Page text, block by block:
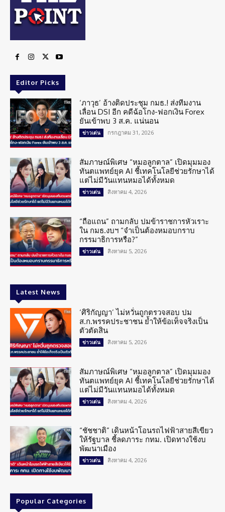
Editor Picks
‘ภาวุธ’ อ้างติดประชุม กมธ.! ส่งทีมงาน
เลื่อน DSI อีก คดีฉ้อโกง-ฟอกเงิน Forex
ยันเข้าพบ 3 ส.ค. แน่นอน
ข่าวเด่น กรกฎาคม 31, 2026
สัมภาษณ์พิเศษ “หมอลูกตาล” เปิดมุมมอง
ทันตแพทย์ยุค AI ชี้เทคโนโลยีช่วยรักษาได้
แต่ไม่มีวันแทนหมอได้ทั้งหมด
ข่าวเด่น สิงหาคม 4, 2026
“ถือแถน” ถามกลับ ปมข้าราชการหัวเราะ
ใน กมธ.งบฯ “จำเป็นต้องหมอบกราบ
กรรมาธิการหรือ?”
ข่าวเด่น สิงหาคม 5, 2026
Latest News
‘ศิริกัญญา’ ไม่หวั่นถูกตรวจสอบ ปม
ส.ก.พรรคประชาชน ย้ำให้ข้อเท็จจริงเป็น
ตัวตัดสิน
ข่าวเด่น สิงหาคม 5, 2026
สัมภาษณ์พิเศษ “หมอลูกตาล” เปิดมุมมอง
ทันตแพทย์ยุค AI ชี้เทคโนโลยีช่วยรักษาได้
แต่ไม่มีวันแทนหมอได้ทั้งหมด
ข่าวเด่น สิงหาคม 4, 2026
“ชัชชาติ” เดินหน้าโอนรถไฟฟ้าสายสีเขียว
ให้รัฐบาล ชี้ลดภาระ กทม. เปิดทางใช้งบ
พัฒนาเมือง
ข่าวเด่น สิงหาคม 4, 2026
Popular Categories